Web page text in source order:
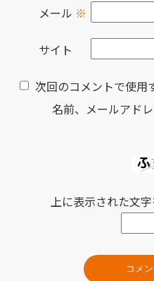
メール ※
サイト
次回のコメントで使用
名前、メールアド
上に表示された文字